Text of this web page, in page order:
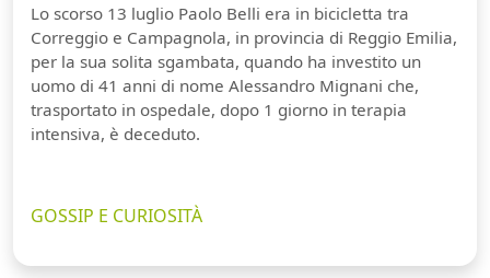
Lo scorso 13 luglio Paolo Belli era in bicicletta tra
Correggio e Campagnola, in provincia di Reggio Emilia,
per la sua solita sgambata, quando ha investito un
uomo di 41 anni di nome Alessandro Mignani che,
trasportato in ospedale, dopo 1 giorno in terapia
intensiva, è deceduto.
GOSSIP E CURIOSITÀ